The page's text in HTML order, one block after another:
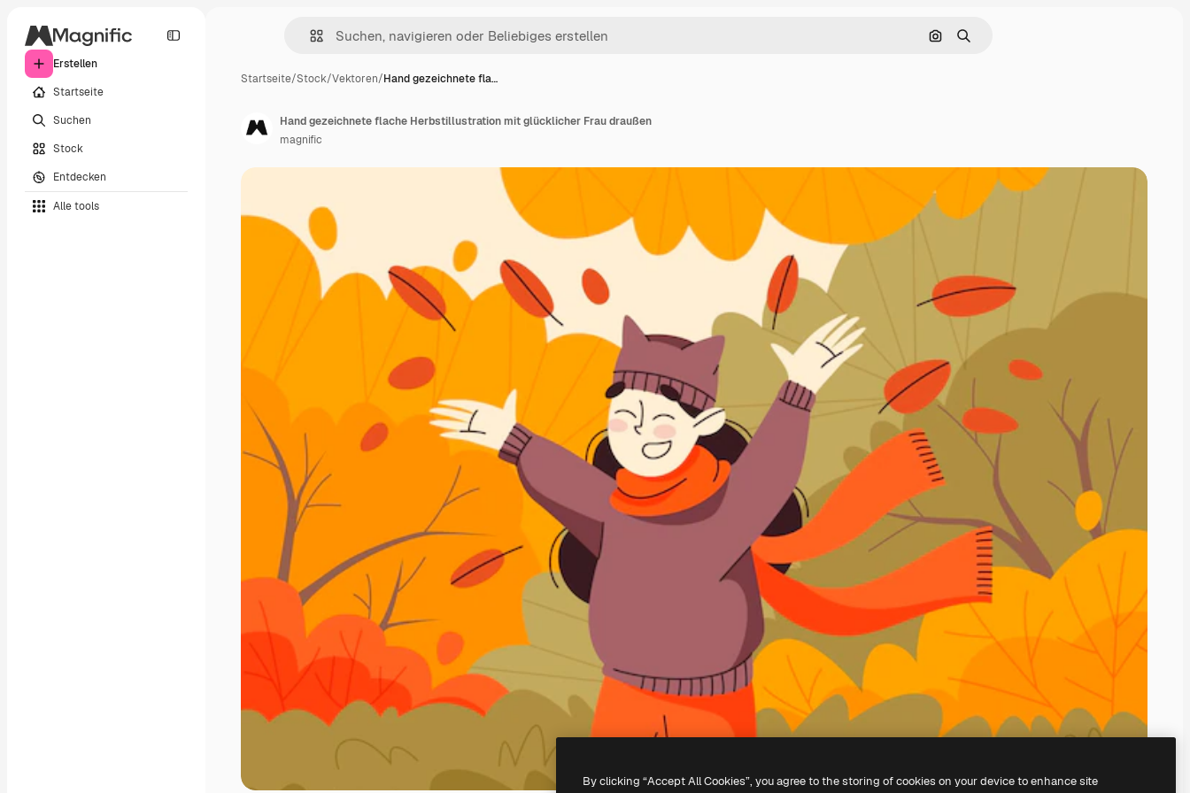
Erstellen
Startseite
Suchen
Stock
Entdecken
Alle tools
Nach Bild suchen
Suchen
Startseite/Stock/Vektoren/Hand gezeichnete fla…
Hand gezeichnete flache Herbstillustration mit glücklicher Frau draußen
magnific
By clicking “Accept All Cookies”, you agree to the storing of cookies on your device to enhance site